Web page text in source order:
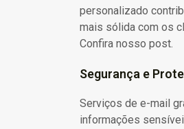
personalizado
mais sólida com os
Confira nosso post.
Segurança e
Serviços de e-mail
informações